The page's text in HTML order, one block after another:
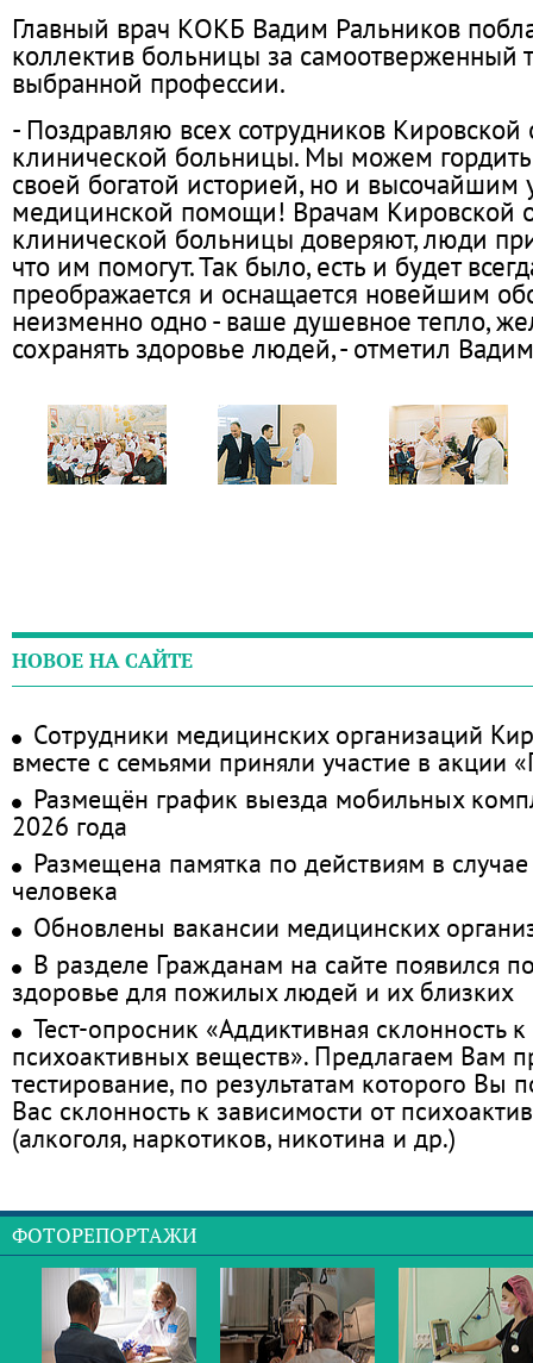
Главный врач КОКБ Вадим Ральников
коллектив больницы за самоотверженный
выбранной профессии.
- Поздравляю всех сотрудников Кировской
клинической больницы. Мы можем
своей богатой историей, но и высочайшим
медицинской помощи! Врачам Кировской
клинической больницы доверяют, люди
что им помогут. Так было, есть и будет
преображается и оснащается новейшим
неизменно одно - ваше душевное тепло,
сохранять здоровье людей, - отметил
НОВОЕ НА САЙТЕ
Сотрудники медицинских организаций
вместе с семьями приняли участие в акции
Размещён график выезда мобильных
2026 года
Размещена памятка по действиям в
человека
Обновлены вакансии медицинских
В разделе Гражданам на сайте появился
здоровье для пожилых людей и их близких
Тест-опросник «Аддиктивная склонность
психоактивных веществ». Предлагаем Вам
тестирование, по результатам которого Вы
Вас склонность к зависимости от
(алкоголя, наркотиков, никотина и др.)
ФОТОРЕПОРТАЖИ